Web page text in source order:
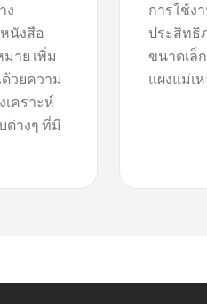
ง
นังสือ
าย เพิ่ม
วยความ
คราะห์
ต่างๆ ที่มี
การใช้ง
ประสิทธิ
ขนาดเล็
แผงแม่เ